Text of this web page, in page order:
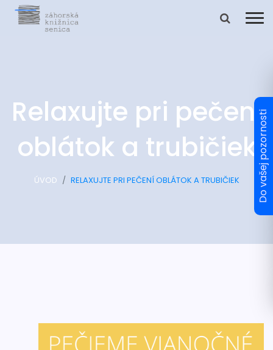
Relaxujte pri pečení
oblátok a trubičiek
ÚVOD RELAXUJTE PRI PEČENÍ OBLÁTOK A TRUBIČIEK